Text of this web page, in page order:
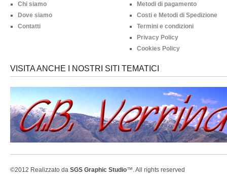
Chi siamo
Dove siamo
Contatti
Metodi di pagamento
Costi e Metodi di Spedizione
Termini e condizioni
Privacy Policy
Cookies Policy
VISITA ANCHE I NOSTRI SITI TEMATICI
©2012 Realizzato da SGS Graphic Studio™. All rights reserved